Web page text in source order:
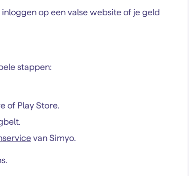
op een valse website of je geld
stappen:
of Play Store.
van Simyo.